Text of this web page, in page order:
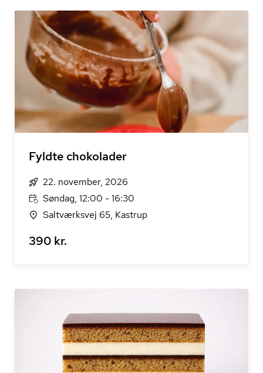
Fyldte chokolader
22. november, 2026
Søndag, 12:00 - 16:30
Saltværksvej 65, Kastrup
390 kr.